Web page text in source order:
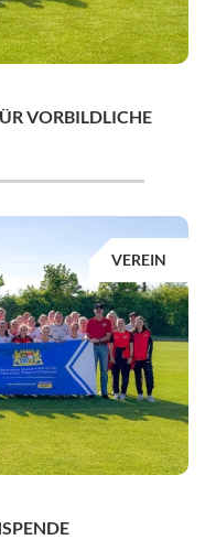
VORBILDLICHE
VEREIN